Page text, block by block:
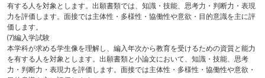
有する人を対象とします。出願書類では、知識・技能、思考力・判断力・表現
力を評価します。面接では主体性・多様性・協働性や意欲・目的意識を主に評
価します。
⑺編入学試験
本学科が求める学生像を理解し、編入年次から教育を受けるための資質と能力
を有する人を対象とします。出願書類と小論文において、知識・技能、思考
力・判断力・表現力を評価します。面接では主体性・多様性・協働性や意欲・